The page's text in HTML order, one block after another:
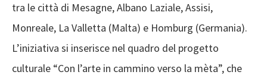
tra le città di Mesagne, Albano Laziale, Assisi,
Monreale, La Valletta (Malta) e Homburg (Germania).
L’iniziativa si inserisce nel quadro del progetto
culturale “Con l’arte in cammino verso la mèta”, che